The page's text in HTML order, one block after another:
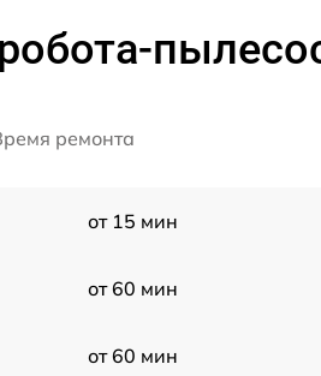
ремонта
от 15 мин
от 60 мин
от 60 мин